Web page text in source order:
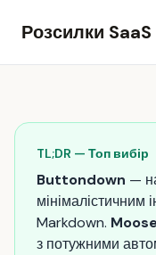
Розсилки SaaS
TL;DR — Топ вибір
Buttondown —
мінімалістичним
Markdown.
з потужними